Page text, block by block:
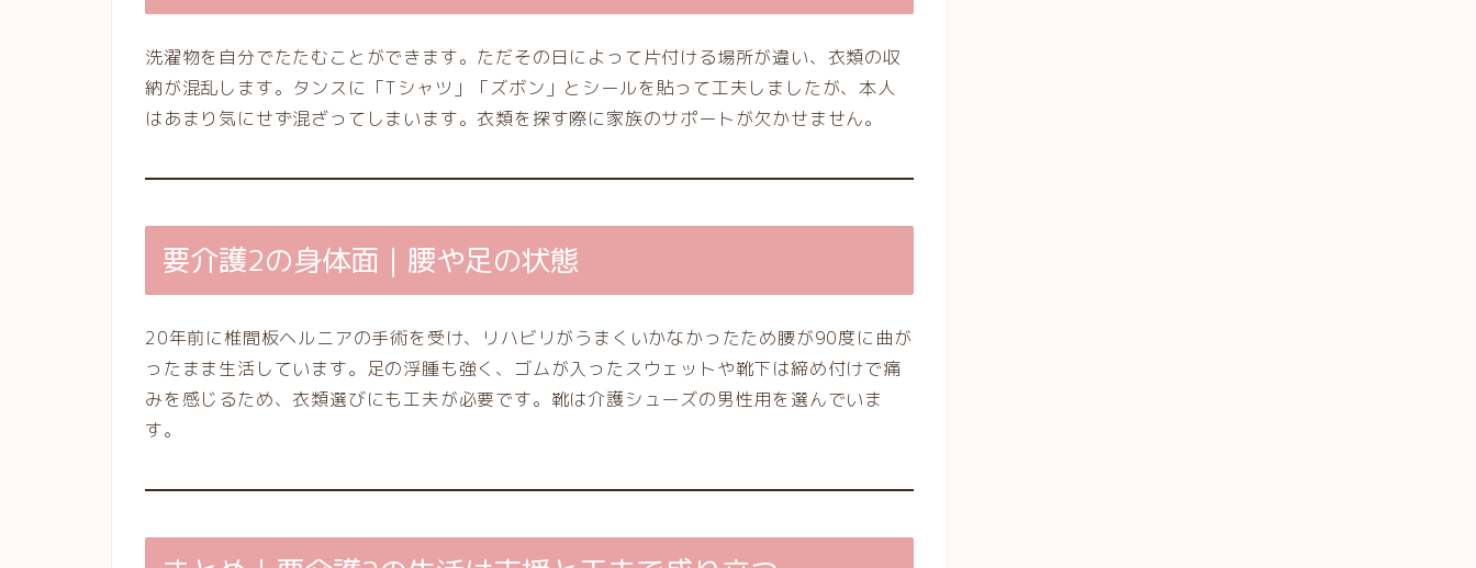
洗濯物を自分でたたむことができます。ただその日によって片付ける場所が違い、衣類の収
納が混乱します。タンスに「Tシャツ」「ズボン」とシールを貼って工夫しましたが、本人
はあまり気にせず混ざってしまいます。衣類を探す際に家族のサポートが欠かせません。
要介護2の身体面｜腰や足の状態
20年前に椎間板ヘルニアの手術を受け、リハビリがうまくいかなかったため腰が90度に曲が
ったまま生活しています。足の浮腫も強く、ゴムが入ったスウェットや靴下は締め付けで痛
みを感じるため、衣類選びにも工夫が必要です。靴は介護シューズの男性用を選んでいま
す。